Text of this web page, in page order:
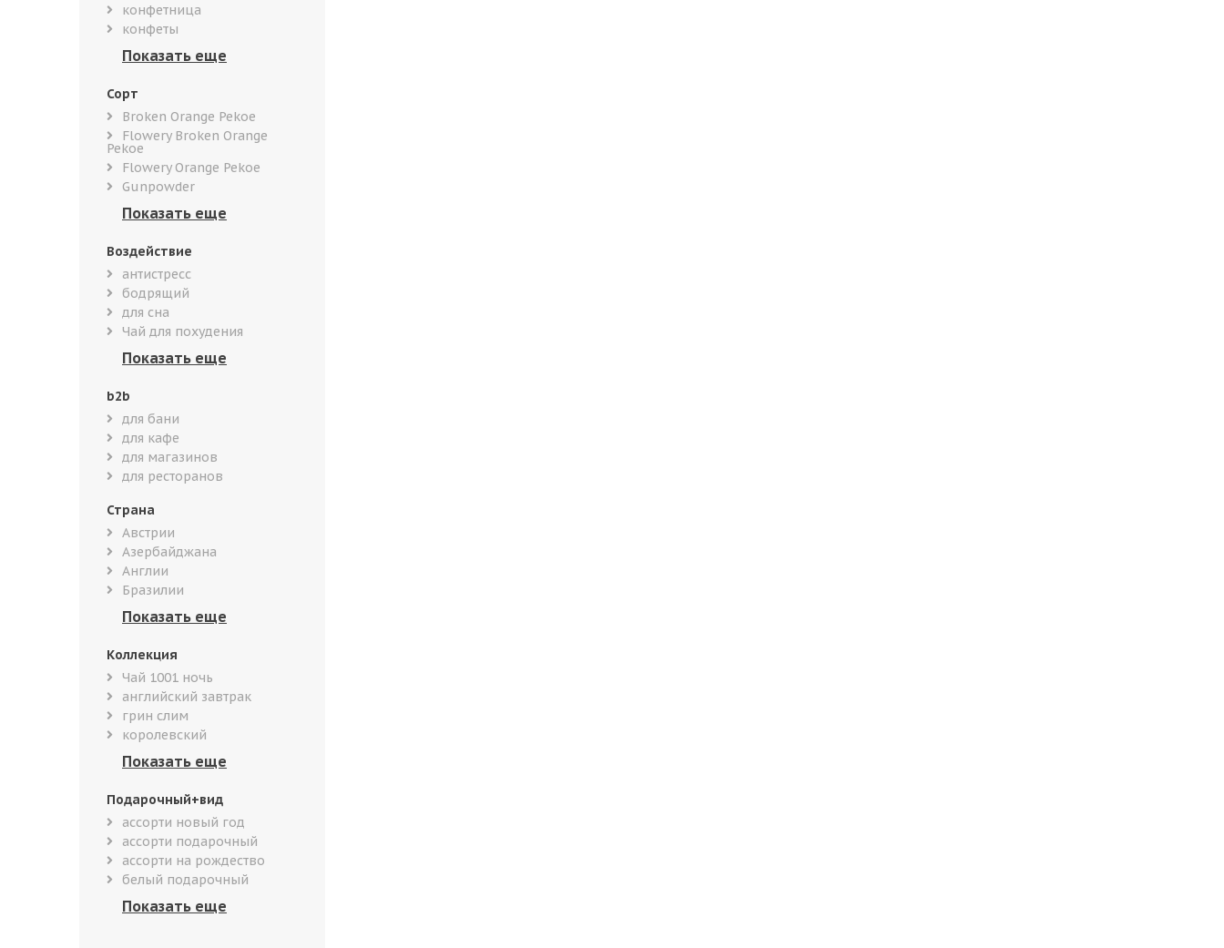
конфетница
конфеты
Сорт
Broken Orange Pekoe
Flowery Broken Orange
Pekoe
Flowery Orange Pekoe
Gunpowder
Воздействие
антистресс
бодрящий
для сна
Чай для похудения
b2b
для бани
для кафе
для магазинов
для ресторанов
Страна
Австрии
Азербайджана
Англии
Бразилии
Коллекция
Чай 1001 ночь
английский завтрак
грин слим
королевский
Подарочный+вид
ассорти новый год
ассорти подарочный
ассорти на рождество
белый подарочный